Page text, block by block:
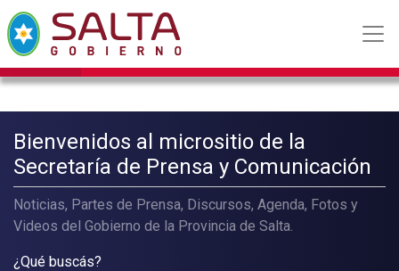
Bienvenidos al micrositio de la
Secretaría de Prensa y Comunicación
Noticias, Partes de Prensa, Discursos, Agenda, Fotos y
Videos del Gobierno de la Provincia de Salta.
¿Qué buscás?